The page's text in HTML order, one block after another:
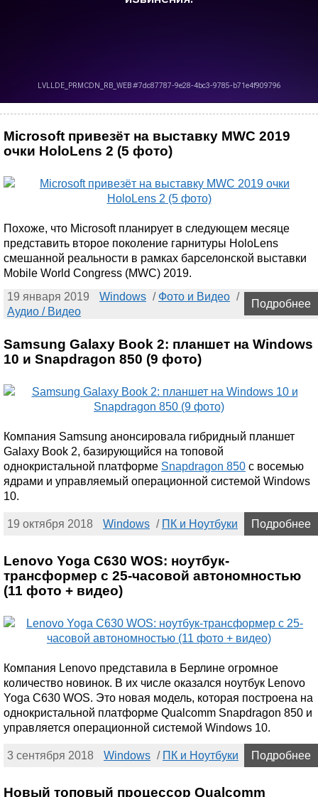
Microsoft привезёт на выставку MWC 2019
очки HoloLens 2 (5 фото)
Похоже, что Microsoft планирует в следующем месяце
представить второе поколение гарнитуры HoloLens
смешанной реальности в рамках барселонской выставки
Mobile World Congress (MWC) 2019.
19 января 2019
Windows / Фото и Видео /
Аудио / Видео
Подробнее
Samsung Galaxy Book 2: планшет на Windows
10 и Snapdragon 850 (9 фото)
Компания Samsung анонсировала гибридный планшет
Galaxy Book 2, базирующийся на топовой
однокристальной платформе Snapdragon 850 с восемью
ядрами и управляемый операционной системой Windows
10.
19 октября 2018 Windows / ПК и Ноутбуки Подробнее
Lenovo Yoga C630 WOS: ноутбук-
трансформер с 25-часовой автономностью
(11 фото + видео)
Компания Lenovo представила в Берлине огромное
количество новинок. В их числе оказался ноутбук Lenovo
Yoga C630 WOS. Это новая модель, которая построена на
однокристальной платформе Qualcomm Snapdragon 850 и
управляется операционной системой Windows 10.
3 сентября 2018 Windows / ПК и Ноутбуки Подробнее
Новый топовый процессор Qualcomm